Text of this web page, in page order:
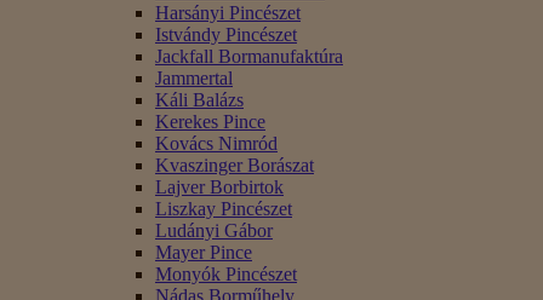
Harsányi Pincészet
Istvándy Pincészet
Jackfall Bormanufaktúra
Jammertal
Káli Balázs
Kerekes Pince
Kovács Nimród
Kvaszinger Borászat
Lajver Borbirtok
Liszkay Pincészet
Ludányi Gábor
Mayer Pince
Monyók Pincészet
Nádas Borműhely